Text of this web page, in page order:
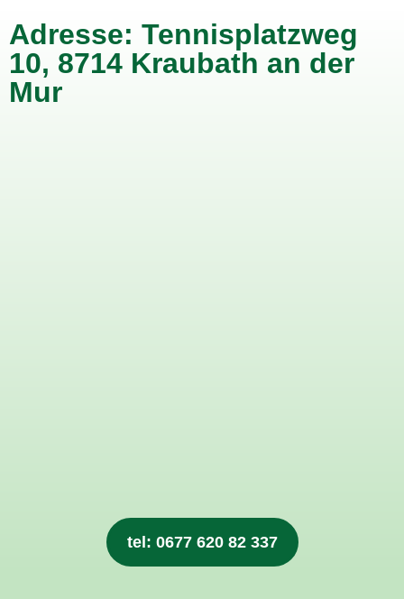
Adresse: Tennisplatzweg
10, 8714 Kraubath an der
Mur
tel: 0677 620 82 337